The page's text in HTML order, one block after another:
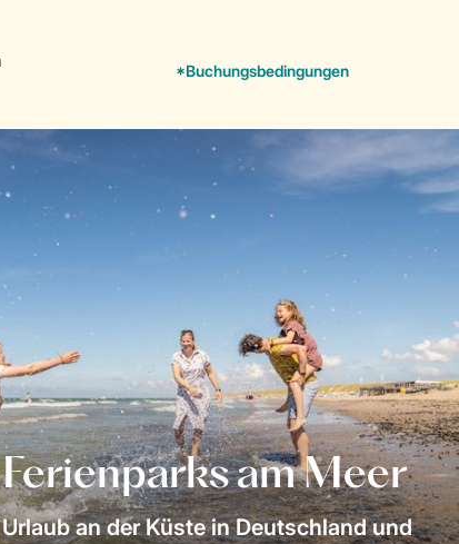
Ferienparks am Meer
Urlaub an der Küste in Deutschland und